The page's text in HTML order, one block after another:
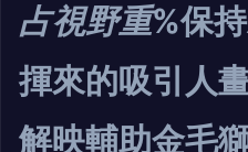
占視野重%保
揮來的吸引人
解映輔助金毛